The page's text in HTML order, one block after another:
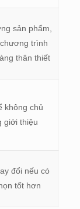
sản phẩm,
trình
thân thiết
không chủ
giới thiệu
đổi nếu có
tốt hơn